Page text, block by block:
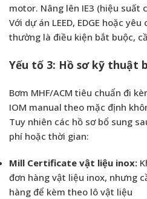
motor. Nâng lên IE3 (hiệu suất
Với dự án LEED, EDGE hoặc
thường là điều kiện bắt buộc,
Yếu tố 3: Hồ sơ kỹ thuật
Bơm MHF/ACM tiêu chuẩn đi
IOM manual theo mặc định
Tuy nhiên các hồ sơ bổ sung
phí hoặc thời gian:
Mill Certificate vật liệu inox:
đơn hàng vật liệu inox, nhưng
hàng để kèm theo lô vật liệu